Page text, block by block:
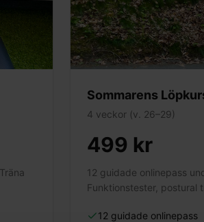
Sommarens
4 veckor (v. 26–29)
499 kr
12 guidade onlinepass
Funktionstester, postural
12 guidade onlinepass